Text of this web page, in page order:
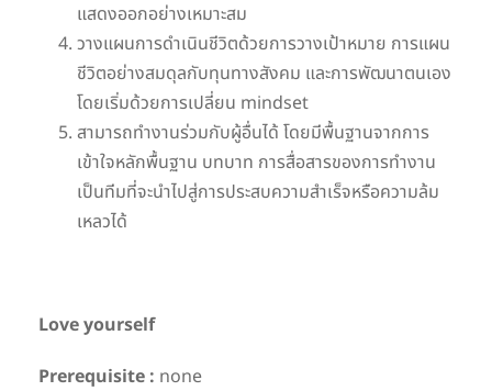
แสดงออกอย่างเหมาะสม
วางแผนการดำเนินชีวิตด้วยการวางเป้าหมาย การแผน
ชีวิตอย่างสมดุลกับทุนทางสังคม และการพัฒนาตนเอง
โดยเริ่มด้วยการเปลี่ยน mindset
สามารถทำงานร่วมกับผู้อื่นได้ โดยมีพื้นฐานจากการ
เข้าใจหลักพื้นฐาน บทบาท การสื่อสารของการทำงาน
เป็นทีมที่จะนำไปสู่การประสบความสำเร็จหรือความล้ม
เหลวได้
Love yourself
Prerequisite : none